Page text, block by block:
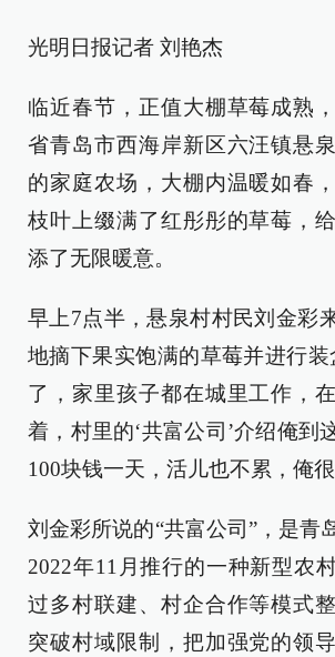
光明日报记者 刘艳杰
临近春节，正值大棚草莓成熟
省青岛市西海岸新区六汪镇悬
的家庭农场，大棚内温暖如春
枝叶上缀满了红彤彤的草莓，
添了无限暖意。
早上7点半，悬泉村村民刘金彩
地摘下果实饱满的草莓并进行装
了，家里孩子都在城里工作，
着，村里的‘共富公司’介绍俺到
100块钱一天，活儿也不累，俺
刘金彩所说的“共富公司”，是青
2022年11月推行的一种新型农
过多村联建、村企合作等模式
突破村域限制，把加强党的领